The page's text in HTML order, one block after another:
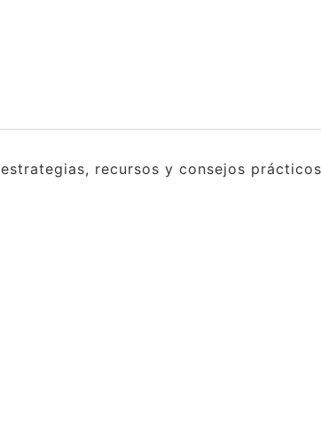
recursos y consejos